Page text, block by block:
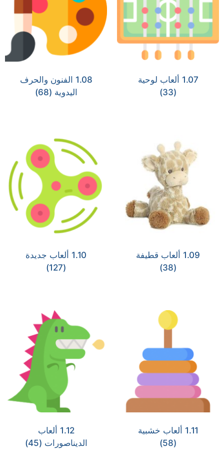
1.07 ألعاب لوحية
(33)
1.08 الفنون والحرف
اليدوية (68)
1.09 ألعاب قطيفة
(38)
1.10 ألعاب جديدة
(127)
1.11 ألعاب خشبية
(58)
1.12 ألعاب
الديناصورات (45)